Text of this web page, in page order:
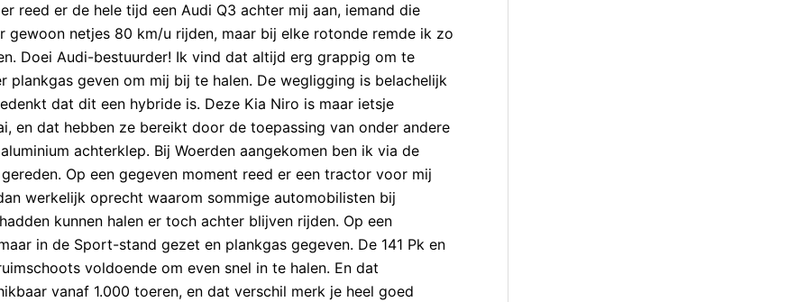
reed er de hele tijd een Audi Q3 achter mij aan, iemand die
gewoon netjes 80 km/u rijden, maar bij elke rotonde remde ik zo
Doei Audi-bestuurder! Ik vind dat altijd erg grappig om te
plankgas geven om mij bij te halen. De wegligging is belachelijk
dat dit een hybride is. Deze Kia Niro is maar ietsje
en dat hebben ze bereikt door de toepassing van onder andere
achterklep. Bij Woerden aangekomen ben ik via de
Op een gegeven moment reed er een tractor voor mij
werkelijk oprecht waarom sommige automobilisten bij
kunnen halen er toch achter blijven rijden. Op een
in de Sport-stand gezet en plankgas gegeven. De 141 Pk en
voldoende om even snel in te halen. En dat
vanaf 1.000 toeren, en dat verschil merk je heel goed